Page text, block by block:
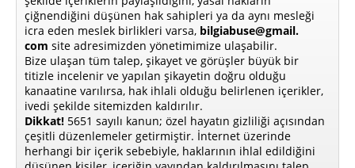
çiğnendiğini düşünen hak sahipleri ya da aynı mesleği
icra eden meslek birlikleri varsa, bilgiabuse@gmail.
com site adresimizden yönetimimize ulaşabilir.
Bize ulaşan tüm talep, şikayet ve görüşler büyük bir
titizle incelenir ve yapılan şikayetin doğru olduğu
kanaatine varılırsa, hak ihlali olduğu belirlenen içerikler,
ivedi şekilde sitemizden kaldırılır.
Dikkat! 5651 sayılı kanun; özel hayatın gizliliği açısından
çeşitli düzenlemeler getirmiştir. İnternet üzerinde
herhangi bir içerik sebebiyle, haklarının ihlal edildiğini